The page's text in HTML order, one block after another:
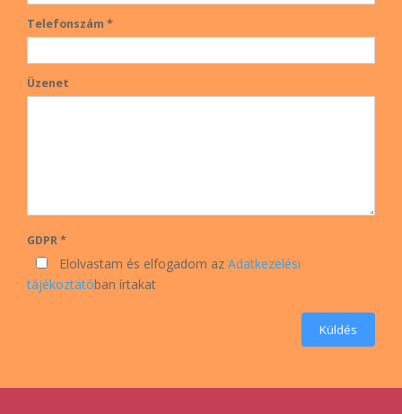
Telefonszám *
Üzenet
GDPR *
Elolvastam és elfogadom az Adatkezelési
tájékoztatóban írtakat
Küldés